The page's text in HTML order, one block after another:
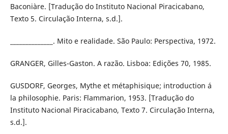
Baconiàre. [Tradução do Instituto Nacional Piracicabano,
Texto 5. Circulação Interna, s.d.].
______________. Mito e realidade. São Paulo: Perspectiva, 1972.
GRANGER, Gilles-Gaston. A razão. Lisboa: Edições 70, 1985.
GUSDORF, Georges, Mythe et métaphisique; introduction á
la philosophie. Paris: Flammarion, 1953. [Tradução do
Instituto Nacional Piracicabano, Texto 7. Circulação Interna,
s.d.].